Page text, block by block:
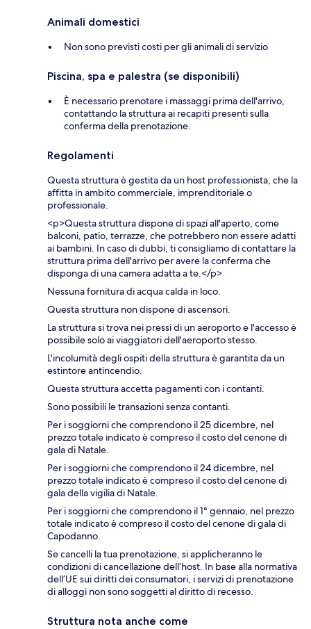
Animali domestici
Non sono previsti costi per gli animali di servizio
Piscina, spa e palestra (se disponibili)
È necessario prenotare i massaggi prima dell'arrivo,
contattando la struttura ai recapiti presenti sulla
conferma della prenotazione.
Regolamenti
Questa struttura è gestita da un host professionista, che la
affitta in ambito commerciale, imprenditoriale o
professionale.
<p>Questa struttura dispone di spazi all'aperto, come
balconi, patio, terrazze, che potrebbero non essere adatti
ai bambini. In caso di dubbi, ti consigliamo di contattare la
struttura prima dell'arrivo per avere la conferma che
disponga di una camera adatta a te.</p>
Nessuna fornitura di acqua calda in loco.
Questa struttura non dispone di ascensori.
La struttura si trova nei pressi di un aeroporto e l'accesso è
possibile solo ai viaggiatori dell'aeroporto stesso.
L'incolumità degli ospiti della struttura è garantita da un
estintore antincendio.
Questa struttura accetta pagamenti con i contanti.
Sono possibili le transazioni senza contanti.
Per i soggiorni che comprendono il 25 dicembre, nel
prezzo totale indicato è compreso il costo del cenone di
gala di Natale.
Per i soggiorni che comprendono il 24 dicembre, nel
prezzo totale indicato è compreso il costo del cenone di
gala della vigilia di Natale.
Per i soggiorni che comprendono il 1° gennaio, nel prezzo
totale indicato è compreso il costo del cenone di gala di
Capodanno.
Se cancelli la tua prenotazione, si applicheranno le
condizioni di cancellazione dell’host. In base alla normativa
dell’UE sui diritti dei consumatori, i servizi di prenotazione
di alloggi non sono soggetti al diritto di recesso.
Struttura nota anche come